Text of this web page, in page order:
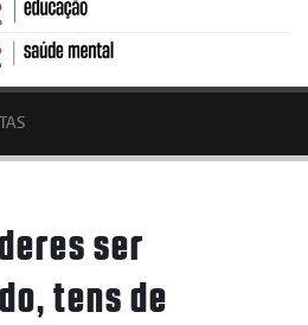
ser
tens de